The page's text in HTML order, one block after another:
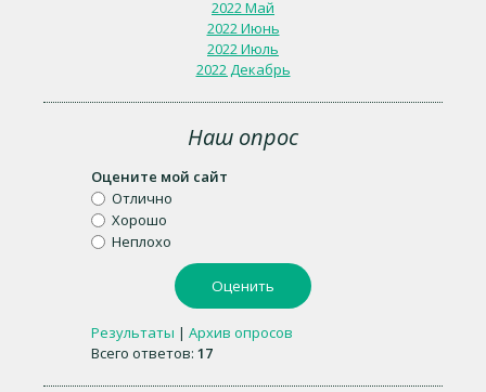
2022 Май
2022 Июнь
2022 Июль
2022 Декабрь
Наш опрос
Оцените мой сайт
Отлично
Хорошо
Неплохо
Результаты | Архив опросов
Всего ответов: 17